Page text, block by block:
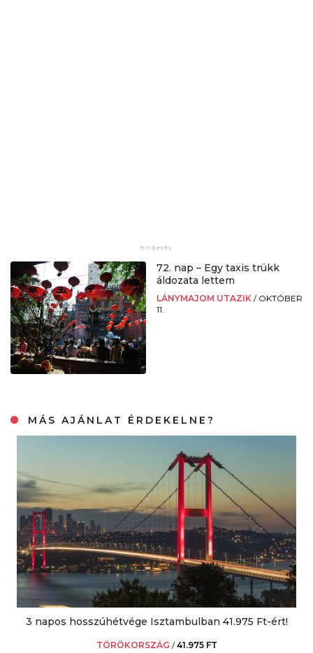
72. nap – Egy taxis trükk
áldozata lettem
LÁNYMAJOM UTAZIK / OKTÓBER
11.
MÁS AJÁNLAT ÉRDEKELNE?
3 napos hosszúhétvége Isztambulban 41.975 Ft-ért!
TÖRÖKORSZÁG /41.975 FT